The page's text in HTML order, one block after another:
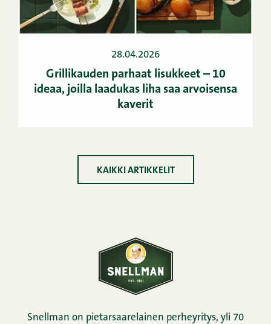
28.04.2026
Grillikauden parhaat lisukkeet – 10
ideaa, joilla laadukas liha saa arvoisensa
kaverit
KAIKKI ARTIKKELIT
Snellman on pietarsaarelainen perheyritys, yli 70